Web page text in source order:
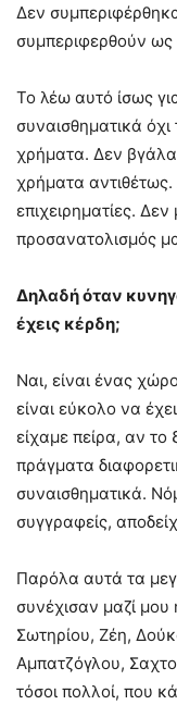
Δεν
συμπεριφερθούν ως
Το λέω αυτό ίσως
συναισθηματικά
χρήματα. Δεν
χρήματα
επιχειρηματίες.
προσανατολισμός
Δηλαδή όταν
έχεις κέρδη;
Ναι, είναι ένας
είναι εύκολο να
είχαμε πείρα, αν
πράγματα
συναισθηματικά.
συγγραφείς,
Παρόλα αυτά τα
συνέχισαν μαζί
Σωτηρίου, Ζέη,
Αμπατζόγλου,
τόσοι πολλοί, που